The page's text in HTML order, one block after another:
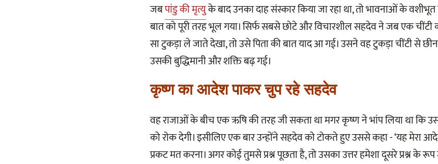
जबपांडु की मृत्युके बाद उनका दाह संस्कार किया जा रहा था, तो भावनाओं के
बात को पूरी तरह भूल गया। सिर्फ सबसे छोटे और विचारशील सहदेव ने जब एक चींटी
सा टुकड़ा ले जाते देखा, तो उसे पिता की बात याद आ गई। उसने वह टुकड़ा चींटी से
उसकी बुद्धिमानी और शक्ति बढ़ गई।
कृष्ण का आदेश पाकर चुप रहे सहदेव
वह राजाओं के बीच एक ऋषि की तरह जी सकता था मगर कृष्ण ने भांप लिया था कि
को रोक देगी। इसीलिए एक बार उन्होंने सहदेव को टोकते हुए उससे कहा - ‘यह मेरा
प्रकट मत करना। अगर कोई तुमसे प्रश्न पूछता है, तो उसका उत्तर हमेशा दूसरे प्रश्न के रूप